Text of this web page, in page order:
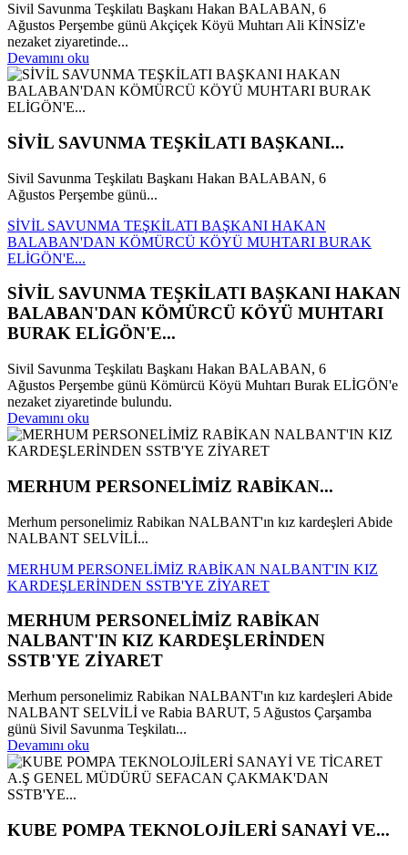
Sivil Savunma Teşkilatı Başkanı Hakan BALABAN, 6
Ağustos Perşembe günü Akçiçek Köyü Muhtarı Ali KİNSİZ'e
nezaket ziyaretinde...
Devamını oku
SİVİL SAVUNMA TEŞKİLATI BAŞKANI...
Sivil Savunma Teşkilatı Başkanı Hakan BALABAN, 6
Ağustos Perşembe günü...
SİVİL SAVUNMA TEŞKİLATI BAŞKANI HAKAN
BALABAN'DAN KÖMÜRCÜ KÖYÜ MUHTARI BURAK
ELİGÖN'E...
SİVİL SAVUNMA TEŞKİLATI BAŞKANI HAKAN
BALABAN'DAN KÖMÜRCÜ KÖYÜ MUHTARI
BURAK ELİGÖN'E...
Sivil Savunma Teşkilatı Başkanı Hakan BALABAN, 6
Ağustos Perşembe günü Kömürcü Köyü Muhtarı Burak ELİGÖN'e
nezaket ziyaretinde bulundu.
Devamını oku
MERHUM PERSONELİMİZ RABİKAN...
Merhum personelimiz Rabikan NALBANT'ın kız kardeşleri Abide
NALBANT SELVİLİ...
MERHUM PERSONELİMİZ RABİKAN NALBANT'IN KIZ
KARDEŞLERİNDEN SSTB'YE ZİYARET
MERHUM PERSONELİMİZ RABİKAN
NALBANT'IN KIZ KARDEŞLERİNDEN
SSTB'YE ZİYARET
Merhum personelimiz Rabikan NALBANT'ın kız kardeşleri Abide
NALBANT SELVİLİ ve Rabia BARUT, 5 Ağustos Çarşamba
günü Sivil Savunma Teşkilatı...
Devamını oku
KUBE POMPA TEKNOLOJİLERİ SANAYİ VE...